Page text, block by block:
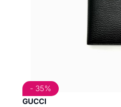
GUCCI
- 35%